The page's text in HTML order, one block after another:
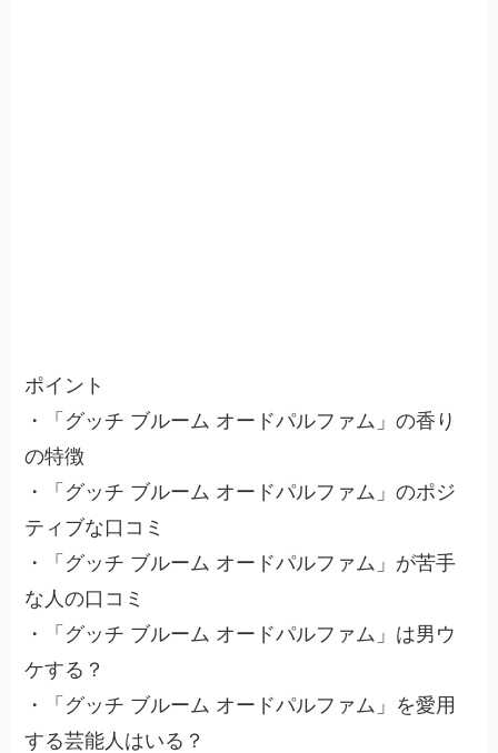
ポイント
・「グッチ ブルーム オードパルファム」の香り
の特徴
・「グッチ ブルーム オードパルファム」のポジ
ティブな口コミ
・「グッチ ブルーム オードパルファム」が苦手
な人の口コミ
・「グッチ ブルーム オードパルファム」は男ウ
ケする？
・「グッチ ブルーム オードパルファム」を愛用
する芸能人はいる？